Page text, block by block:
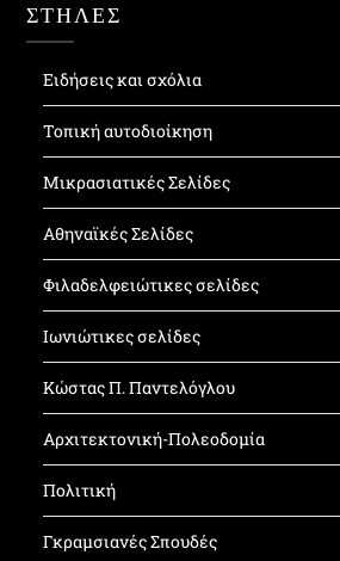
ΣΤΗΛΕΣ
Ειδήσεις και σχόλια
Τοπική αυτοδιοίκηση
Μικρασιατικές Σελίδες
Αθηναϊκές Σελίδες
Φιλαδελφειώτικες σελίδες
Ιωνιώτικες σελίδες
Κώστας Π. Παντελόγλου
Αρχιτεκτονική-Πολεοδομία
Πολιτική
Γκραμσιανές Σπουδές